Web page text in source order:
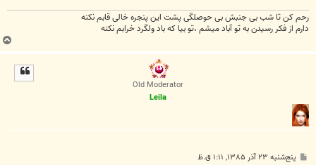
رحم کن تا شب بی جنبش بی حوصلگی پشت این پنجره خالی قابم نکنه
دارم از فکر رسیدن به تو آباد میشم ،تو بیا که باد ولگرد خرابم نکنه
ب
ا
Old Moderator
Leila
پ پنج‌شنبه ۲۳ آذر ۱۳۸۵, ۱:۱۱ ق.ظ